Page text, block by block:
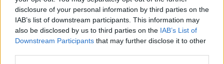
disclosure of your personal information by third parties on the
IAB’s list of downstream participants. This information may
also be disclosed by us to third parties on the IAB’s List of
Downstream Participants that may further disclose it to other